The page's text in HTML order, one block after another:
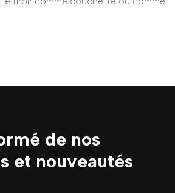
de nos
et nouveautés